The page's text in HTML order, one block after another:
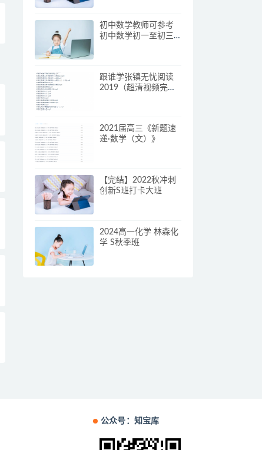
初中数学教师可参考
初中数学初一至初三
跟谁学张镇无忧阅读
2019（超清视频完
2021届高三《新题速
递·数学（文）》
【完结】2022秋冲刺
创新S班打卡大班
2024高一化学 林森化
学 S秋季班
公众号：知宝库